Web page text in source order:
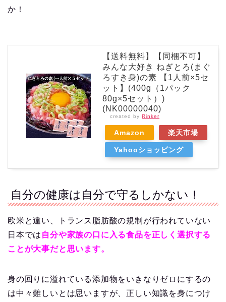
か！
【送料無料】【同梱不可】
みんな大好き ねぎとろ(まぐ
ろすき身)の素 【1人前×5セ
ット】(400g（1パック
80g×5セット）)
(NK00000040)
created by Rinker
Amazon 楽天市場
Yahooショッピング
自分の健康は自分で守るしかない！
欧米と違い、トランス脂肪酸の規制が行われていない
日本では 自分や家族の口に入る食品を正しく選択する
ことが大事だと思います。
身の回りに溢れている添加物をいきなりゼロにするの
は中々難しいとは思いますが、正しい知識を身につけ